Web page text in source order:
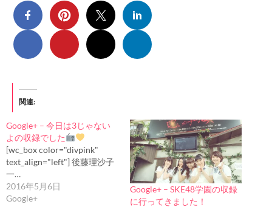
関連
Google+ – 今日は3じゃない
よの収録でした
[wc_box color="divpink"
text_align="left"] 後藤理沙子
一…
2016年5月6日
Google+
Google+ – SKE48学園の収録
に行ってきました！